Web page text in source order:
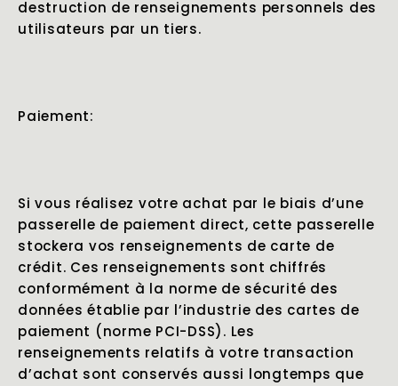
destruction de renseignements personnels des
utilisateurs par un tiers.
Paiement:
Si vous réalisez votre achat par le biais d’une
passerelle de paiement direct, cette passerelle
stockera vos renseignements de carte de
crédit. Ces renseignements sont chiffrés
conformément à la norme de sécurité des
données établie par l’industrie des cartes de
paiement (norme PCI-DSS). Les
renseignements relatifs à votre transaction
d’achat sont conservés aussi longtemps que